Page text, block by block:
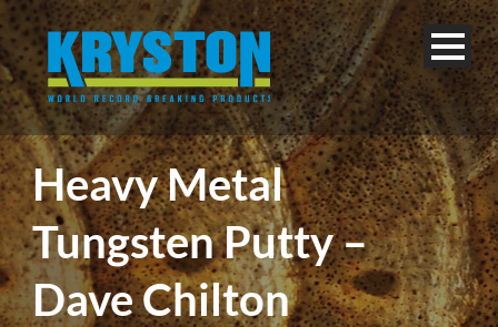
Heavy Metal
Tungsten Putty –
Dave Chilton